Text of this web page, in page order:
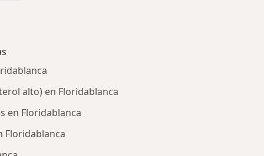
alto) en Floridablanca
en Floridablanca
Floridablanca